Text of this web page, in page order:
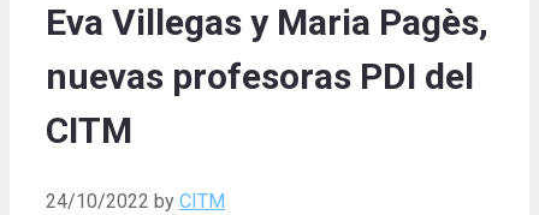
Eva Villegas y Maria Pagès,
nuevas profesoras PDI del
CITM
24/10/2022 by CITM